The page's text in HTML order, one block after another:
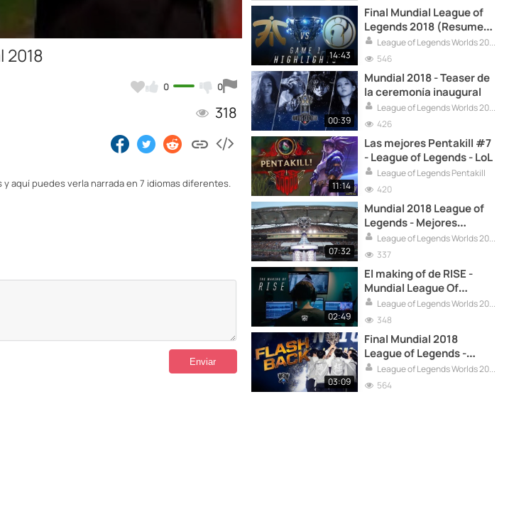
2018
0 0
318
aquí puedes verla narrada en 7 idiomas diferentes.
14:43
Final Mundial League of
Legends 2018 (Resumen)
Fnatic vs Invictus Gaming
- FNC vs IG
League of Legends Worlds 2018
546
00:39
Mundial 2018 - Teaser de
la ceremonía inaugural
League of Legends Worlds 2018
426
11:14
Las mejores Pentakill #7
- League of Legends - LoL
League of Legends Pentakill
420
07:32
Mundial 2018 League of
Legends - Mejores
momentos
League of Legends Worlds 2018
337
02:49
El making of de RISE -
Mundial League Of
Legends 2018
League of Legends Worlds 2018
348
03:09
Final Mundial 2018
League of Legends -
Resumen
League of Legends Worlds 2018
564